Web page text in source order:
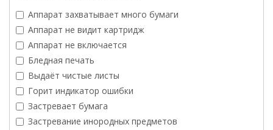
Аппарат захватывает много бумаги
Аппарат не видит картридж
Аппарат не включается
Бледная печать
Выдаёт чистые листы
Горит индикатор ошибки
Застревает бумага
Застревание инородных предметов